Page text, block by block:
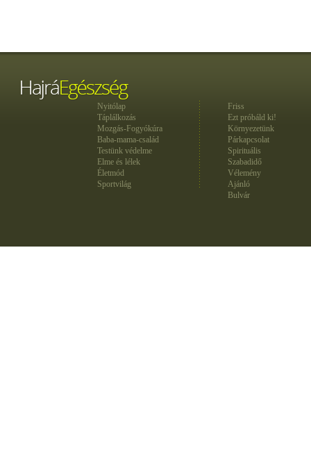
Nyitólap
Táplálkozás
Mozgás-Fogyókúra
Baba-mama-család
Testünk védelme
Elme és lélek
Életmód
Sportvilág
Friss
Ezt próbáld ki!
Környezetünk
Párkapcsolat
Spirituális
Szabadidő
Vélemény
Ajánló
Bulvár